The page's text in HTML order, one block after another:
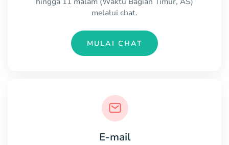
melalui chat.
MULAI CHAT
E-mail